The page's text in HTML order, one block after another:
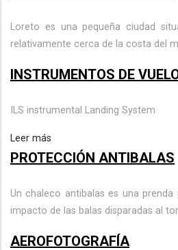
LA
Loreto es una pequeña ciudad
relativamente cerca de la costa del
INSTRUMENTOS DE
ILS instrumental Landing System
Leer más
PROTECCIÓN ANTIBALAS
Un chaleco antibalas es una
impacto de las balas disparadas al
AEROFOTOGRAFÍA